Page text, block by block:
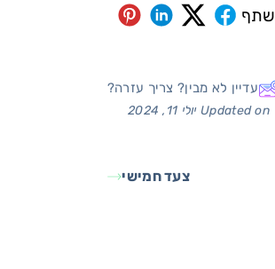
שתף
עדיין לא מבין? צריך עזרה?
Updated on יולי 11, 2024
צעד חמישי